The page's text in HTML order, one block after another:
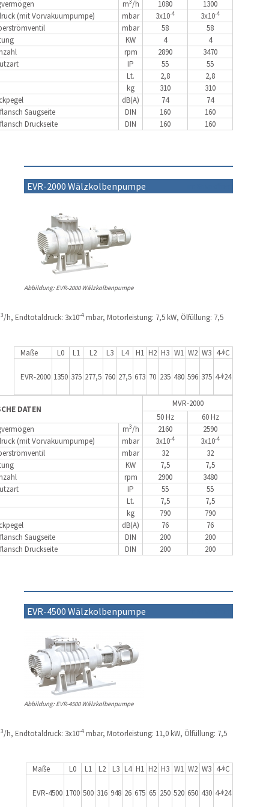
m /h 1080
1300
(mit Vorvakuumpumpe)
mbar 3x10-4 3x10-4
mbar 58
58
KW 4
4
rpm 2890
3470
IP 55
55
Lt.
2,8
2,8
kg
310
310
dB(A) 74
74
Saugseite
DIN 160
160
Druckseite
DIN 160 160
EVR-2000 Wälzkolbenpumpe
Abbildung: EVR-2000 Wälzkolbenpumpe
3/h, Endtotaldruck: 3x10-4 mbar, Motorleistung: 7,5 kW, Ölfüllung: 7,5
Maße L0 L1 L2 L3 L4 H1 H2 H3 W1 W2 W3 4-ᶲC
EVR-2000 1350 375 277,5 760 27,5 673 70 235 480 596 375 4-ᶲ24
DATEN
MVR-2000
50 Hz
60 Hz
m3/h 2160
2590
(mit Vorvakuumpumpe)
mbar 3x10-4 3x10-4
mbar 32
32
KW 7,5
7,5
rpm 2900
3480
IP 55
55
Lt.
7,5
7,5
kg
790
790
dB(A) 76
76
Saugseite
DIN 200
200
Druckseite
DIN 200 200
EVR-4500 Wälzkolbenpumpe
Abbildung: EVR-4500 Wälzkolbenpumpe
3/h, Endtotaldruck: 3x10-4 mbar, Motorleistung: 11,0 kW, Ölfüllung: 7,5
Maße L0 L1 L2 L3 L4 H1 H2 H3 W1 W2 W3 4-ᶲC
EVR-4500 1700 500 316 948 26 675 65 250 520 650 430 4-ᶲ24